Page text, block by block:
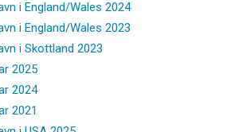
i England/Wales 2024
i England/Wales 2023
i Skottland 2023
2025
2024
2021